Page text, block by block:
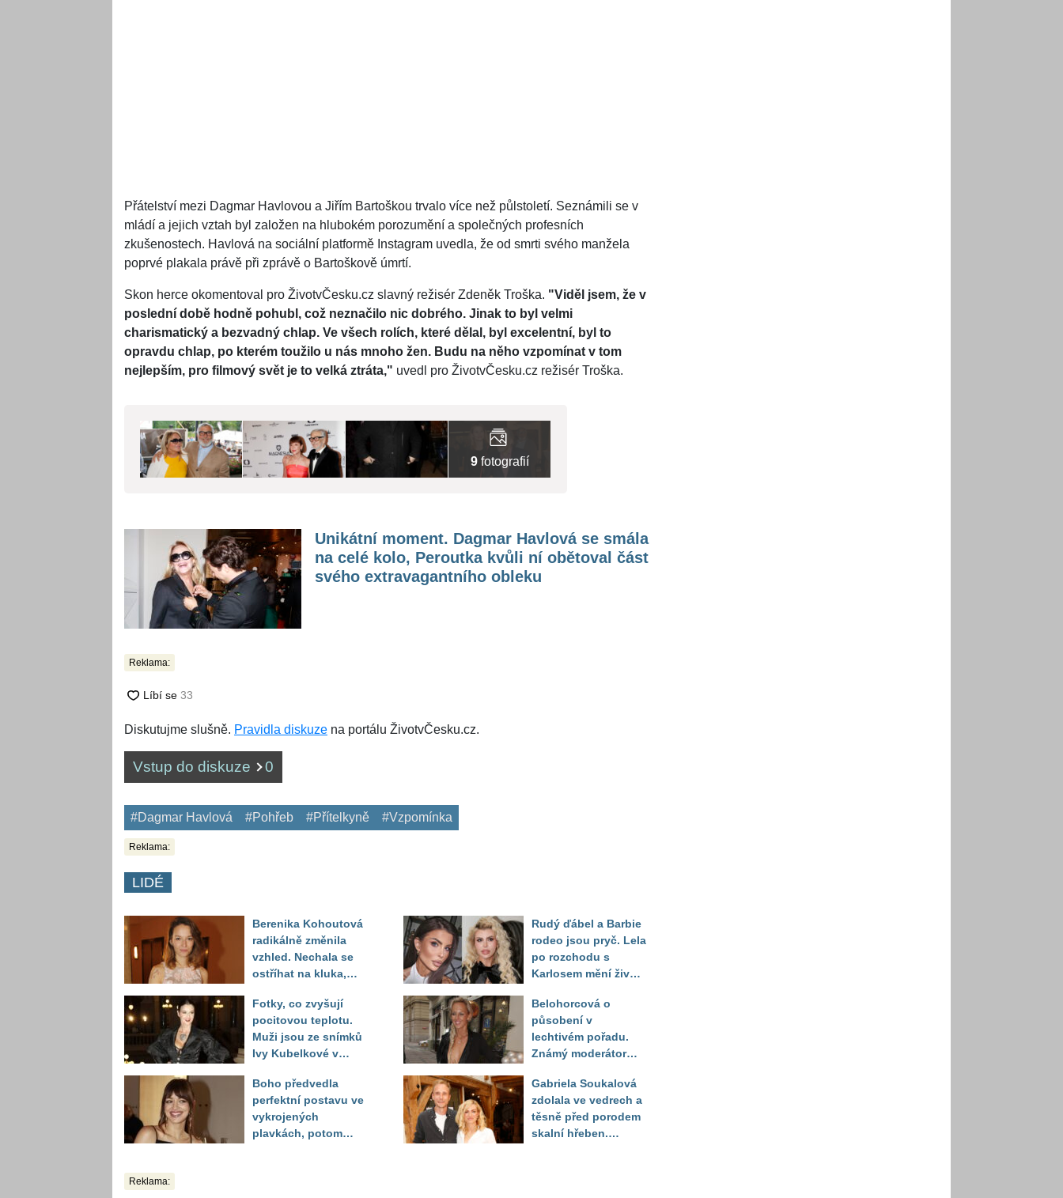
Přátelství mezi Dagmar Havlovou a Jiřím Bartoškou trvalo více než půlstoletí. Seznámili se v
mládí a jejich vztah byl založen na hlubokém porozumění a společných profesních
zkušenostech. Havlová na sociální platformě Instagram uvedla, že od smrti svého manžela
poprvé plakala právě při zprávě o Bartoškově úmrtí.
Skon herce okomentoval pro ŽivotvČesku.cz slavný režisér Zdeněk Troška. "Viděl jsem, že v
poslední době hodně pohubl, což neznačilo nic dobrého. Jinak to byl velmi
charismatický a bezvadný chlap. Ve všech rolích, které dělal, byl excelentní, byl to
opravdu chlap, po kterém toužilo u nás mnoho žen. Budu na něho vzpomínat v tom
nejlepším, pro filmový svět je to velká ztráta," uvedl pro ŽivotvČesku.cz režisér Troška.
9fotografií
Unikátní moment. Dagmar Havlová se smála
na celé kolo, Peroutka kvůli ní obětoval část
svého extravagantního obleku
Reklama:
Diskutujme slušně. Pravidla diskuze na portálu ŽivotvČesku.cz.
Vstup do diskuze 0
#Dagmar Havlová #Pohřeb #Přítelkyně #Vzpomínka
Reklama:
LIDÉ
Berenika Kohoutová
radikálně změnila
vzhled. Nechala se
ostříhat na kluka,
překvapily
Fotky, co zvyšují
pocitovou teplotu.
Muži jsou ze snímků
Ivy Kubelkové v
Boho předvedla
perfektní postavu ve
vykrojených
plavkách, potom
Rudý ďábel a Barbie
rodeo jsou pryč. Lela
po rozchodu s
Karlosem mění život i
Sandeva
Belohorcová o
působení v
lechtivém pořadu.
Známý moderátor
sledoval pod dekou
Gabriela Soukalová
zdolala ve vedrech a
těsně před porodem
skalní hřeben.
Reklama: